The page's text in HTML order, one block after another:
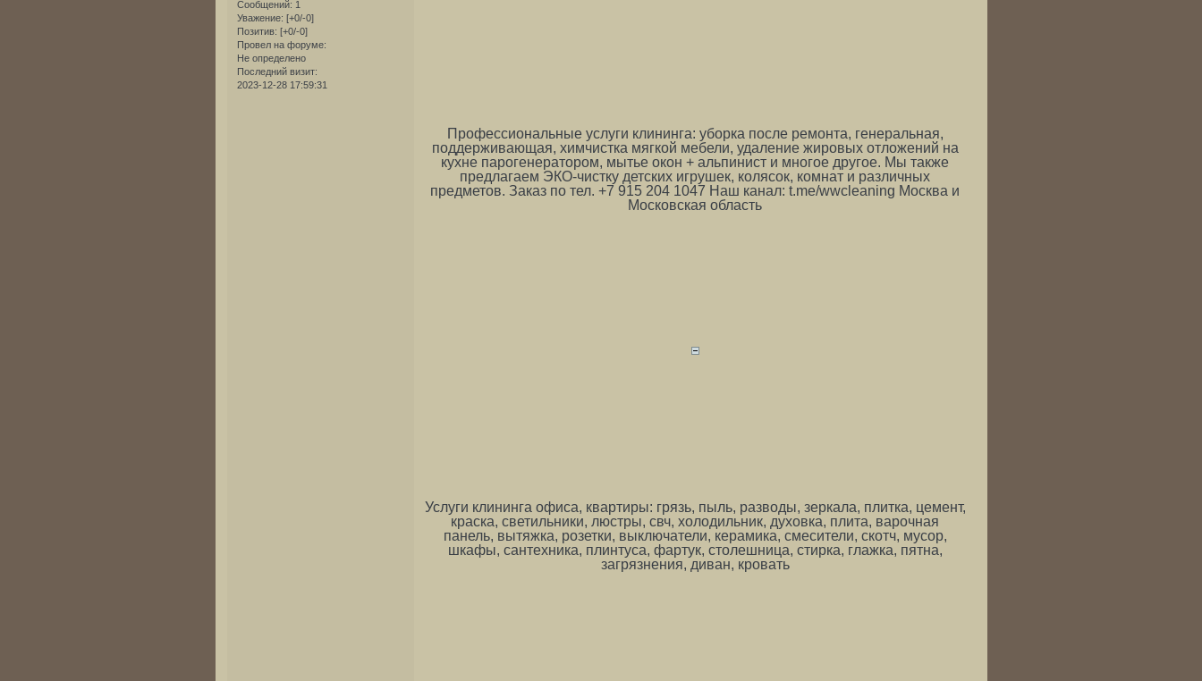
Сообщений: 1
Уважение: [+0/-0]
Позитив: [+0/-0]
Провел на форуме:
Не определено
Последний визит:
2023-12-28 17:59:31
Профессиональные услуги клининга: уборка после ремонта, генеральная,
поддерживающая, химчистка мягкой мебели, удаление жировых отложений на
кухне парогенератором, мытье окон + альпинист и многое другое. Мы также
предлагаем ЭКО-чистку детских игрушек, колясок, комнат и различных
предметов. Заказ по тел. +7 915 204 1047 Наш канал: t.me/wwcleaning Москва и
Московская область
Услуги клининга офиса, квартиры: грязь, пыль, разводы, зеркала, плитка, цемент,
краска, светильники, люстры, свч, холодильник, духовка, плита, варочная
панель, вытяжка, розетки, выключатели, керамика, смесители, скотч, мусор,
шкафы, сантехника, плинтуса, фартук, столешница, стирка, глажка, пятна,
загрязнения, диван, кровать